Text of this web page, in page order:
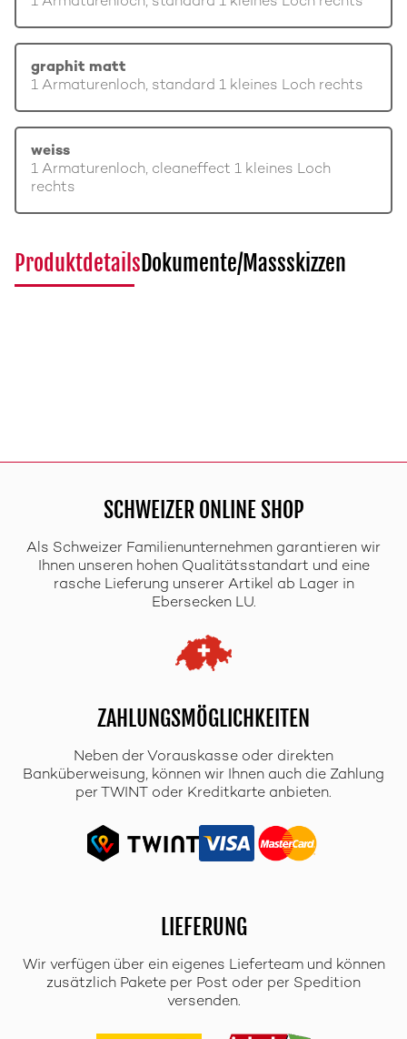
graphit matt
1 Armaturenloch, standard 1 kleines Loch rechts
weiss
1 Armaturenloch, cleaneffect 1 kleines Loch
rechts
ProduktdetailsDokumente/Massskizzen
SCHWEIZER ONLINE SHOP
Als Schweizer Familienunternehmen garantieren wir
Ihnen unseren hohen Qualitätsstandart und eine
rasche Lieferung unserer Artikel ab Lager in
Ebersecken LU.
ZAHLUNGSMÖGLICHKEITEN
Neben der Vorauskasse oder direkten
Banküberweisung, können wir Ihnen auch die Zahlung
per TWINT oder Kreditkarte anbieten.
LIEFERUNG
Wir verfügen über ein eigenes Lieferteam und können
zusätzlich Pakete per Post oder per Spedition
versenden.